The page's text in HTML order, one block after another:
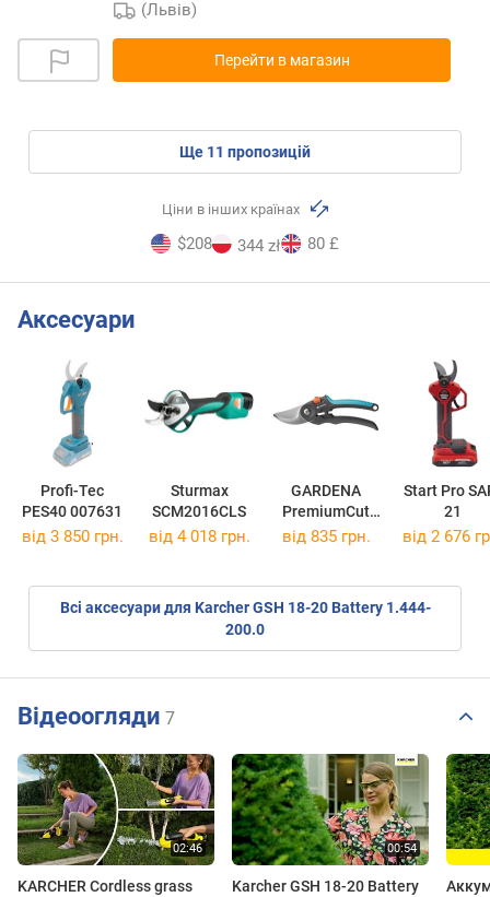
(Львів)
Перейти в магазин
ще 11 пропозицій
Ціни в інших країнах
$208 344 zł 80 £
Аксесуари
Profi-Tec
PES40 007631
Sturmax
SCM2016CLS
GARDENA
PremiumCut
12242-20
Start Pro
21
від 3 850 грн. від 4 018 грн. від 835 грн. від 2 676
Всі аксесуари для Karcher GSH 18-20 Battery 1.444-
200.0
Відеоогляди 7
KARCHER Cordless grass
Karcher GSH 18-20 Battery